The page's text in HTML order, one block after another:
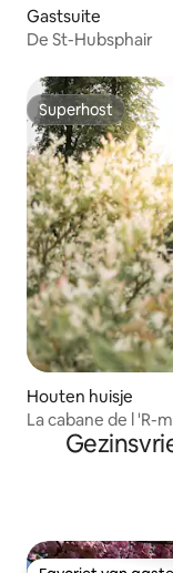
Gastsuite
De St-Hubsphair
Superhost
Superhost
Houten huisje
La cabane de l 'R-